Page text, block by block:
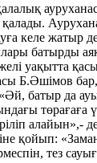
келе жатыр
батырды
уақытта
Б.Әшімов бар,
батыр да
төрағаға
алайын»,-
қойып:
тез